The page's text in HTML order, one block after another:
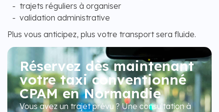
trajets réguliers à organiser
validation administrative
Plus vous anticipez, plus votre transport sera fluide.
Réservez dès maintenant
votre taxi conventionné
CPAM en Normandie
Vous avez un trajet prévu ? Une consultation à